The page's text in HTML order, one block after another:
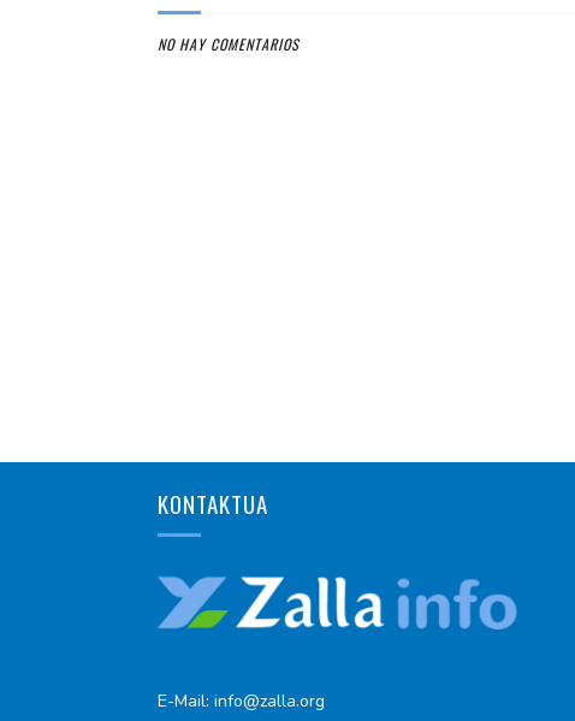
NO HAY COMENTARIOS
KONTAKTUA
E-Mail: info@zalla.org